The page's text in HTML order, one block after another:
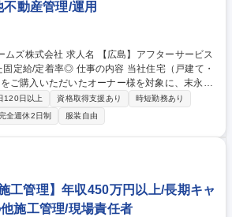
動産管理/運用
広島】アフターサービス
の内容 当社住宅（戸建て・
ご購入いただいたオーナー様を対象に、末永く
ためのアフターサービス業務全般を担当してい
応じた最適なメンテナンス計画をオーナー様に
アフターサービス：新築引き渡し後の設備機器
調整といった日常の「お困りごと」に対応 ■最
判断をサポート：顧客データ/生成AIを組み合わ
応支援システム P-GAIROS」を活用できます。
サービス担当/年休129日/安定した固定給/定着
120日以上 資格取得支援あり
時短勤務あり
全週休2日制 服装自由
工管理】年収450万円以上/長期キャ
施工管理/現場責任者